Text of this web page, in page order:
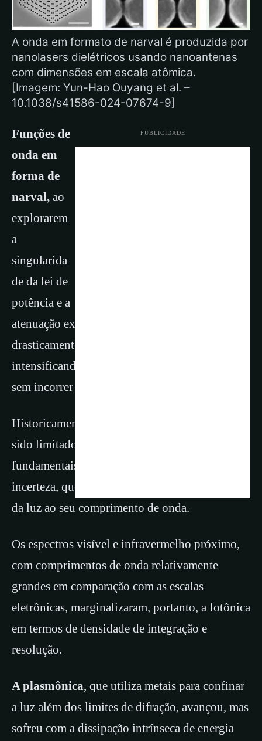
A onda em formato de narval é produzida por
nanolasers dielétricos usando nanoantenas
com dimensões em escala atômica.
[Imagem: Yun-Hao Ouyang et al. –
10.1038/s41586-024-07674-9]
PUBLICIDADE
Funções de
onda em
forma de
narval, ao
explorarem
a
singularida
de da lei de
potência e a
atenuação exponencial, diminuem
drasticamente o volume do modo,
intensificando assim o acoplamento luz-matéria
sem incorrer em perdas ôhmicas.
Historicamente, os dispositivos fotônicos têm
sido limitados por princípios físicos
fundamentais, particularmente o princípio da
incerteza, que relaciona o confinamento espacial
da luz ao seu comprimento de onda.
Os espectros visível e infravermelho próximo,
com comprimentos de onda relativamente
grandes em comparação com as escalas
eletrônicas, marginalizaram, portanto, a fotônica
em termos de densidade de integração e
resolução.
A plasmônica, que utiliza metais para confinar
a luz além dos limites de difração, avançou, mas
sofreu com a dissipação intrínseca de energia